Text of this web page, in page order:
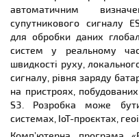
автоматичним
супутникового сигналу
для обробки даних
систем у реальному
швидкості руху,
сигналу, рівня заряду
на пристроях,
S3. Розробка може
системах, IoT-проєктах,